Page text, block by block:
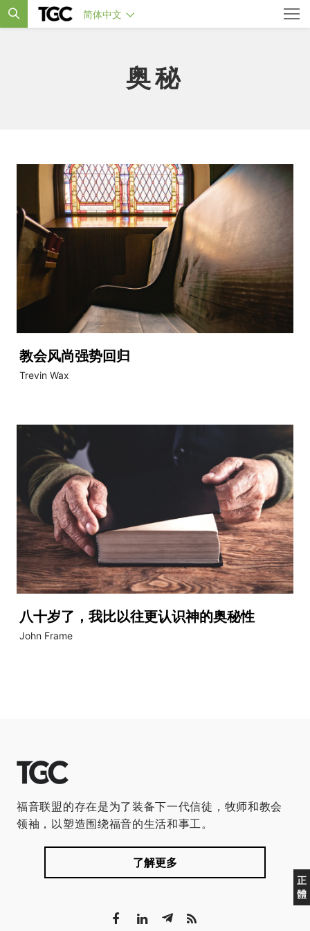
简体中文
奥秘
教会风尚强势回归
Trevin Wax
八十岁了，我比以往更认识神的奥秘性
John Frame
正
體
福音联盟的存在是为了装备下一代信徒，牧师和教会
领袖，以塑造围绕福音的生活和事工。
了解更多